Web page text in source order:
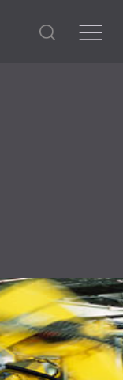
aquecedor, ar-